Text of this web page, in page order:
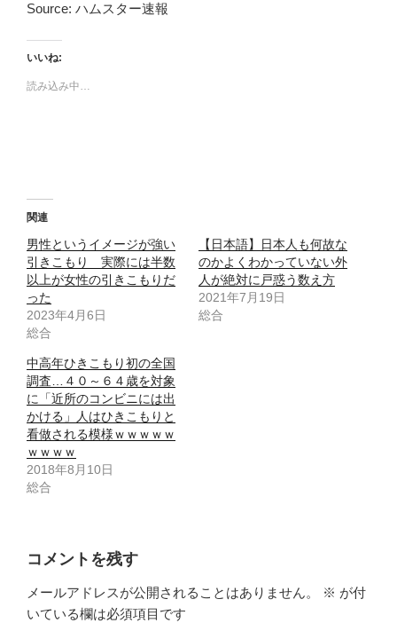
Source: ハムスター速報
いいね:
読み込み中…
関連
男性というイメージが強い
引きこもり 実際には半数
以上が女性の引きこもりだ
った
2023年4月6日
総合
【日本語】日本人も何故な
のかよくわかっていない外
人が絶対に戸惑う数え方
2021年7月19日
総合
中高年ひきこもり初の全国
調査…４０～６４歳を対象
に「近所のコンビニには出
かける」人はひきこもりと
看做される模様ｗｗｗｗｗ
ｗｗｗｗ
2018年8月10日
総合
コメントを残す
メールアドレスが公開されることはありません。 ※ が付
いている欄は必須項目です